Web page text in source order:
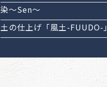
染～Sen～
土の仕上げ「風土-FUUDO-」